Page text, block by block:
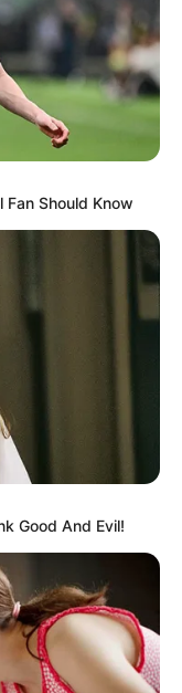
Should Know
Good And Evil!